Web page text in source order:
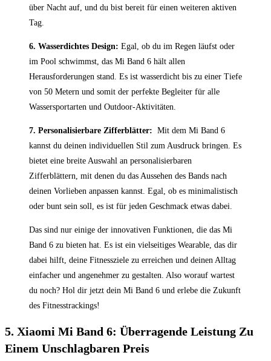
über⁢ Nacht auf, und du bist ‍bereit ⁣für einen⁤ weiteren aktiven
⁢Tag.
6. Wasserdichtes‍ Design: Egal, ob du im​ Regen‌ läufst oder
im Pool schwimmst, das Mi Band ‍6 hält‍ allen
Herausforderungen stand. Es‍ ist​ wasserdicht bis zu einer Tiefe
von 50 ​Metern und somit der perfekte Begleiter für ‌alle
Wassersportarten⁢ und Outdoor-Aktivitäten.
7. Personalisierbare Zifferblätter: ⁢ Mit dem Mi Band 6
⁣kannst du deinen individuellen⁤ Stil‍ zum Ausdruck bringen. Es
bietet eine breite‍ Auswahl an personalisierbaren⁢
Zifferblättern, mit denen du das⁣ Aussehen des ⁤Bands nach
⁤deinen Vorlieben anpassen kannst.‌ Egal, ob es minimalistisch
oder bunt sein soll,‍ es⁢ ist für jeden Geschmack etwas dabei.
Das sind nur einige⁣ der innovativen Funktionen, die das Mi
Band 6 zu bieten ⁣hat. Es ist⁣ ein vielseitiges Wearable, das dir
dabei hilft, deine Fitnessziele zu erreichen und deinen Alltag
einfacher⁤ und angenehmer zu gestalten. Also⁢ worauf wartest
du noch? Hol dir jetzt dein Mi Band 6 ⁤und erlebe die ⁣Zukunft
des Fitnesstrackings!
5. Xiaomi Mi‌ Band ​6: Überragende‍ Leistung Zu⁤
Einem Unschlagbaren Preis